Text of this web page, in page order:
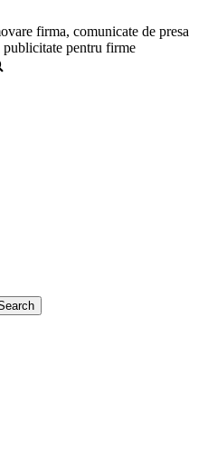
firma, comunicate de presa
pentru firme